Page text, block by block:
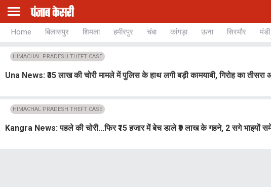
Home बिलासपुर शिमला हमीरपुर चंबा कांगड़ा ऊना सिरमौर मंडी
HIMACHAL PRADESH THEFT CASE
Una News: ₹35 लाख की चोरी मामले में पुलिस के हाथ लगी बड़ी कामयाबी, गिरोह का तीसरा
HIMACHAL PRADESH THEFT CASE
Kangra News: पहले की चोरी...फिर ₹15 हजार में बेच डाले ₹9 लाख के गहने, 2 सगे भाइयों